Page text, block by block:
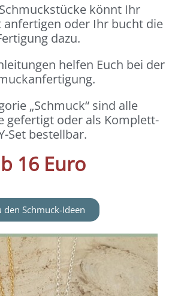
könnt Ihr
anfertigen oder Ihr bucht die
dazu.
helfen Euch bei der
„Schmuck“ sind alle
gefertigt oder als Komplett-
Set bestellbar.
16 Euro
den Schmuck-Ideen